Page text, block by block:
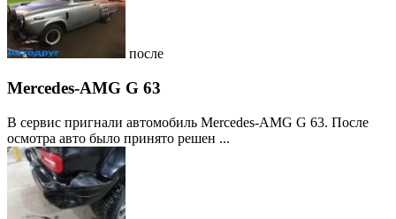
после
Mercedes-AMG G 63
В сервис пригнали автомобиль Mercedes-AMG G 63. После
осмотра авто было принято решен ...